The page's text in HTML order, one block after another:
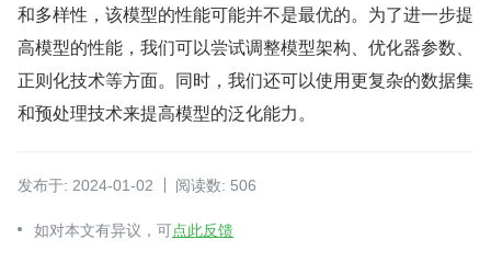
和多样性，该模型的性能可能并不是最优的。为了进一步提
高模型的性能，我们可以尝试调整模型架构、优化器参数、
正则化技术等方面。同时，我们还可以使用更复杂的数据集
和预处理技术来提高模型的泛化能力。
发布于: 2024-01-02 阅读数: 506
如对本文有异议，可点此反馈